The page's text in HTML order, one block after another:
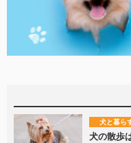
犬と暮ら
犬の散歩